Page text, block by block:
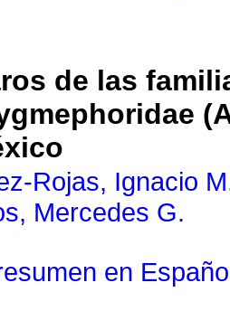
de las
Rojas, Ignacio
Mercedes G.
en